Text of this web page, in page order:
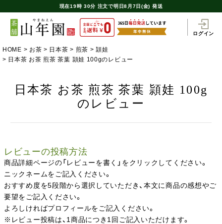
現在19時 30分 注文で明日8月7日(金) 発送
ログイン
HOME お茶 日本茶 煎茶
頴娃
日本茶 お茶 煎茶 茶葉 頴娃 100gのレビュー
日本茶 お茶 煎茶 茶葉 頴娃 100g
のレビュー
レビューの投稿方法
商品詳細ページの「レビューを書く」をクリックしてください。
ニックネームをご記入ください。
おすすめ度を5段階から選択していただき、本文に商品の感想やご
要望をご記入ください。
よろしければプロフィールをご記入ください。
※レビュー投稿は、1商品につき1回ご記入いただけます。